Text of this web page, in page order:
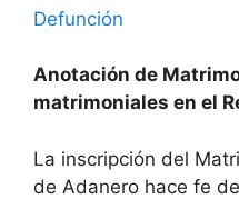
Defunción
Anotación de
matrimoniales en el
La inscripción del
de Adanero hace fe